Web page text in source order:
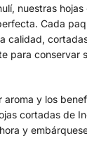
nuestras
Cada
calidad,
para conservar
aroma y los
cortadas de
y